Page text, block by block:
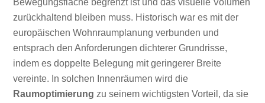
zurückhaltend bleiben muss. Historisch war es mit der
europäischen Wohnraumplanung verbunden und
entsprach den Anforderungen dichterer Grundrisse,
indem es doppelte Belegung mit geringerer Breite
vereinte. In solchen Innenräumen wird die
Raumoptimierung zu seinem wichtigsten Vorteil, da sie